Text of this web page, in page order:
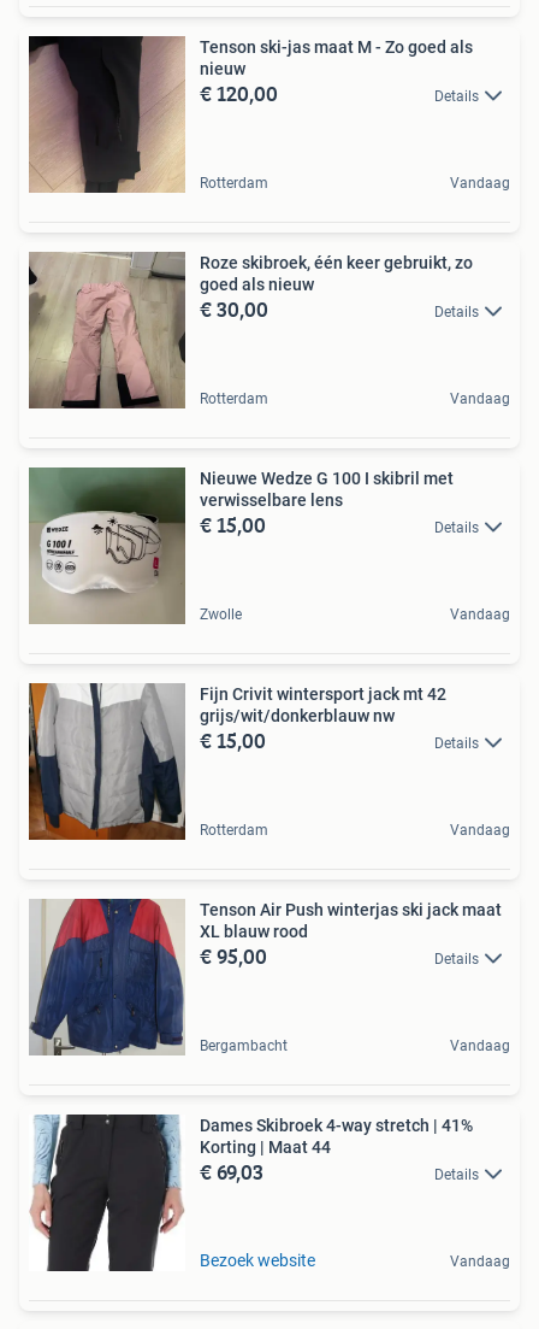
Tenson ski-jas maat M - Zo goed als
nieuw
€ 120,00 Details
Rotterdam Vandaag
Roze skibroek, één keer gebruikt, zo
goed als nieuw
€ 30,00 Details
Rotterdam Vandaag
Nieuwe Wedze G 100 I skibril met
verwisselbare lens
€ 15,00 Details
Zwolle Vandaag
Fijn Crivit wintersport jack mt 42
grijs/wit/donkerblauw nw
€ 15,00 Details
Rotterdam Vandaag
Tenson Air Push winterjas ski jack maat
XL blauw rood
€ 95,00 Details
Bergambacht Vandaag
Dames Skibroek 4-way stretch | 41%
Korting | Maat 44
€ 69,03 Details
Bezoek website Vandaag